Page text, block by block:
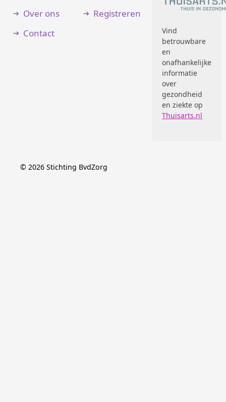
Over ons
Contact
Registreren
Vind
betrouwbare
en
onafhankelijke
informatie
over
gezondheid
en ziekte op
Thuisarts.nl
© 2026 Stichting BvdZorg